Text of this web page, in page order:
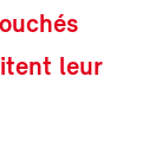
leur